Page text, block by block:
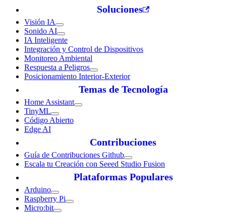
Soluciones
Visión IA
Sonido AI
IA Inteligente
Integración y Control de Dispositivos
Monitoreo Ambiental
Respuesta a Peligros
Posicionamiento Interior-Exterior
Temas de Tecnología
Home Assistant
TinyML
Código Abierto
Edge AI
Contribuciones
Guía de Contribuciones Github
Escala tu Creación con Seeed Studio Fusion
Plataformas Populares
Arduino
Raspberry Pi
Micro:bit